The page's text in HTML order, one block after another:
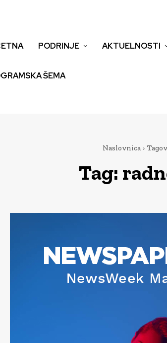
PODRINJE AKTUELNOSTI
ŠEMA
Naslovnica
Tag: